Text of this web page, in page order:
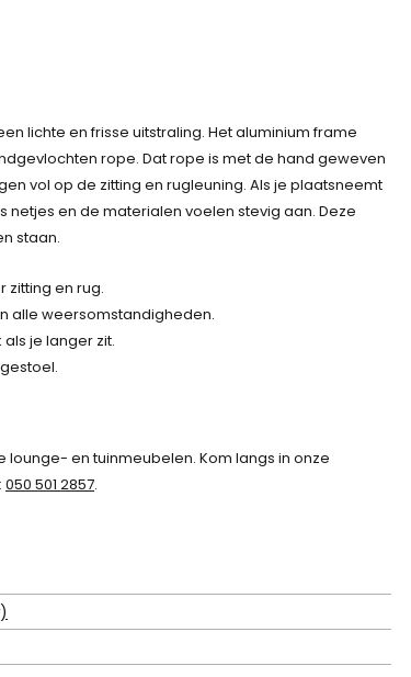
lichte en frisse uitstraling. Het aluminium frame
rope. Dat rope is met de hand geweven
vol op de zitting en rugleuning. Als je plaatsneemt
en de materialen voelen stevig aan. Deze
staan.
zitting en rug.
alle weersomstandigheden.
je langer zit.
lounge- en tuinmeubelen. Kom langs in onze
050 501 2857.